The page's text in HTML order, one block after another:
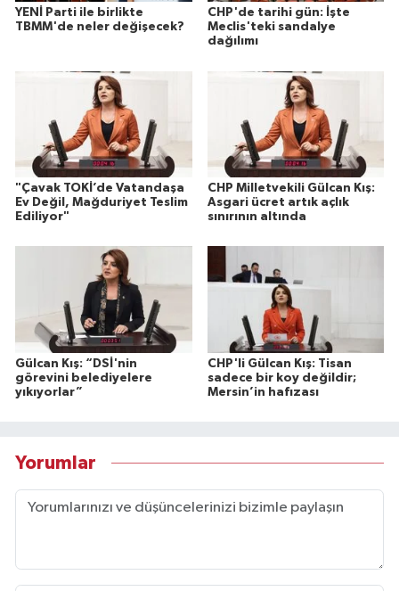
YENİ Parti ile birlikte
TBMM'de neler değişecek?
CHP'de tarihi gün: İşte
Meclis'teki sandalye
dağılımı
"Çavak TOKİ’de Vatandaşa
Ev Değil, Mağduriyet Teslim
Ediliyor"
CHP Milletvekili Gülcan Kış:
Asgari ücret artık açlık
sınırının altında
Gülcan Kış: “DSİ'nin
görevini belediyelere
yıkıyorlar”
CHP'li Gülcan Kış: Tisan
sadece bir koy değildir;
Mersin’in hafızası
Yorumlar